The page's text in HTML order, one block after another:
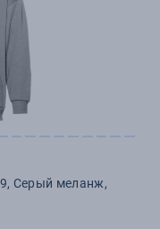
Серый меланж,